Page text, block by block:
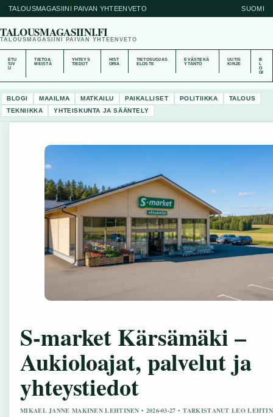
TALOUSMAGASIINI PAIVAN YHTEENVETO SUOMI
TALOUSMAGASIINI.FI
TALOUSMAGASIINI PAIVAN YHTEENVETO
ETU
SIV
U
TIETOA
MEISTÄ
YHTEYS
TIEDOT
HIST
ORIA
TIETOSUOJAS
ELOSTE
EVÄSTEKÄ
YTÄNTÖ
UUTIS
KIRJE
B
O
GI
BLOGI MAAILMA MATKAILU PAIKALLISET POLITIIKKA
TALOUS
TEKNIIKKA
YHTEISKUNTA JA SÄÄNTELY
S-market Kärsämäki –
Aukioloajat, palvelut ja
yhteystiedot
MIKAEL JANNE MAKINEN LEHTINEN • 2026-03-27 • TARKISTANUT LEO